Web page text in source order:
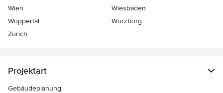
Wien
Wiesbaden
Wuppertal
Würzburg
Zürich
Projektart
Gebäudeplanung